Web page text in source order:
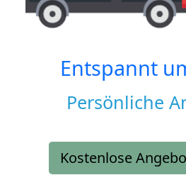
Entspannt
Persönliche
Kostenlose